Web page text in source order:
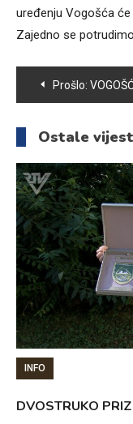
uređenju Vogošća
Zajedno se
Navigacija
članaka
Prošlo: VOGOŠĆA OBILJEŽAVA 26. GODIŠNJICU „BITKE
Ostale
INFO
DVOSTRUKO